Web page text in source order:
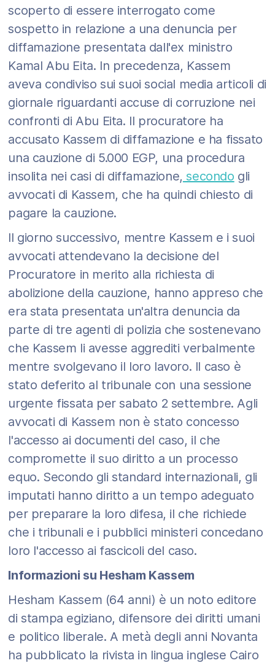
scoperto di essere interrogato come
sospetto in relazione a una denuncia per
diffamazione presentata dall'ex ministro
Kamal Abu Eita. In precedenza, Kassem
aveva condiviso sui suoi social media articoli di
giornale riguardanti accuse di corruzione nei
confronti di Abu Eita. Il procuratore ha
accusato Kassem di diffamazione e ha fissato
una cauzione di 5.000 EGP, una procedura
insolita nei casi di diffamazione, secondo gli
avvocati di Kassem, che ha quindi chiesto di
pagare la cauzione.
Il giorno successivo, mentre Kassem e i suoi
avvocati attendevano la decisione del
Procuratore in merito alla richiesta di
abolizione della cauzione, hanno appreso che
era stata presentata un'altra denuncia da
parte di tre agenti di polizia che sostenevano
che Kassem li avesse aggrediti verbalmente
mentre svolgevano il loro lavoro. Il caso è
stato deferito al tribunale con una sessione
urgente fissata per sabato 2 settembre. Agli
avvocati di Kassem non è stato concesso
l'accesso ai documenti del caso, il che
compromette il suo diritto a un processo
equo. Secondo gli standard internazionali, gli
imputati hanno diritto a un tempo adeguato
per preparare la loro difesa, il che richiede
che i tribunali e i pubblici ministeri concedano
loro l'accesso ai fascicoli del caso.
Informazioni su Hesham Kassem
Hesham Kassem (64 anni) è un noto editore
di stampa egiziano, difensore dei diritti umani
e politico liberale. A metà degli anni Novanta
ha pubblicato la rivista in lingua inglese Cairo